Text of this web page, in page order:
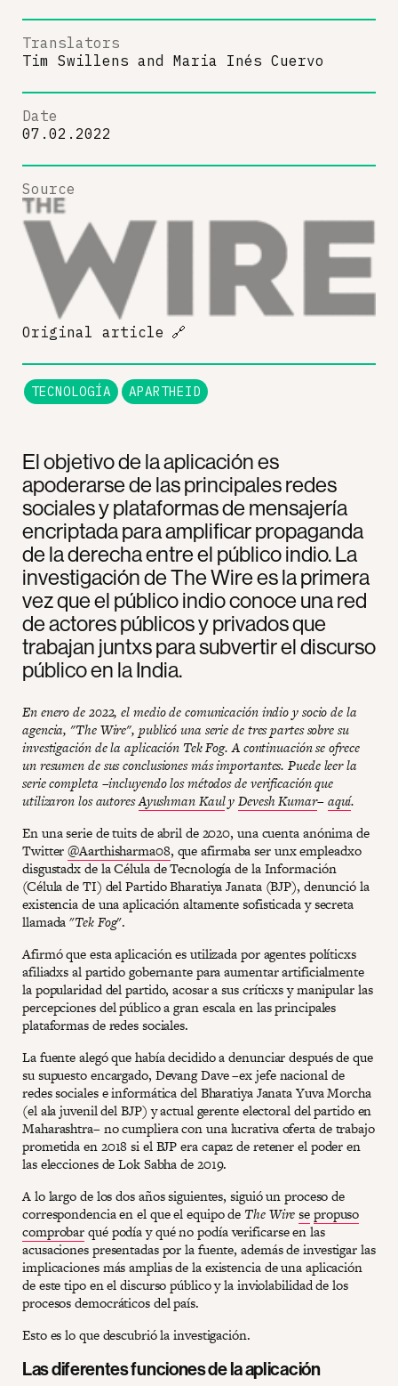
El objetivo de la aplicación es
apoderarse de las principales redes
sociales y plataformas de mensajería
encriptada para amplificar propaganda
de la derecha entre el público indio. La
investigación de The Wire es la primera
vez que el público indio conoce una red
de actores públicos y privados que
trabajan juntxs para subvertir el discurso
público en la India.
En enero de 2022, el medio de comunicación indio y socio de la
agencia, "The Wire", publicó una serie de tres partes sobre su
investigación de la aplicación Tek Fog. A continuación se ofrece
un resumen de sus conclusiones más importantes. Puede leer la
serie completa –incluyendo los métodos de verificación que
utilizaron los autoresAyushman KaulyDevesh Kumar–aquí.
En una serie de tuits de abril de 2020, una cuenta anónima de
Twitter@Aarthisharma08, que afirmaba ser unx empleadxo
disgustadx de la Célula de Tecnología de la Información
(Célula de TI) del Partido Bharatiya Janata (BJP), denunció la
existencia de una aplicación altamente sofisticada y secreta
llamada "Tek Fog".
Afirmó que esta aplicación es utilizada por agentes políticxs
afiliadxs al partido gobernante para aumentar artificialmente
la popularidad del partido, acosar a sus críticxs y manipular las
percepciones del público a gran escala en las principales
plataformas de redes sociales.
La fuente alegó que había decidido a denunciar después de que
su supuesto encargado, Devang Dave –ex jefe nacional de
redes sociales e informática del Bharatiya Janata Yuva Morcha
(el ala juvenil del BJP) y actual gerente electoral del partido en
Maharashtra– no cumpliera con una lucrativa oferta de trabajo
prometida en 2018 si el BJP era capaz de retener el poder en
las elecciones de Lok Sabha de 2019.
A lo largo de los dos años siguientes, siguió un proceso de
correspondencia en el que el equipo de The Wire sepropuso
comprobarqué podía y qué no podía verificarse en las
acusaciones presentadas por la fuente, además de investigar las
implicaciones más amplias de la existencia de una aplicación
de este tipo en el discurso público y la inviolabilidad de los
procesos democráticos del país.
Esto es lo que descubrió la investigación.
Las diferentes funciones de la aplicación
Translators
Tim Swillens and Maria Inés Cuervo
Date
07.02.2022
Source
Original article 🔗
TECNOLOGÍA APARTHEID